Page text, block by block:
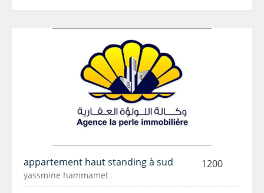
appartement haut standing à sud 1200
yassmine hammamet